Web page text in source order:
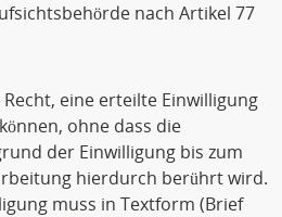
nach Artikel 77
eine erteilte Einwilligung
ohne dass die
der Einwilligung bis zum
hierdurch berührt wird.
muss in Textform (Brief